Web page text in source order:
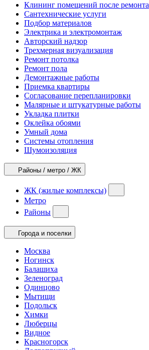
Клининг помещений после ремонта
Сантехнические услуги
Подбор материалов
Электрика и электромонтаж
Авторский надзор
Трехмерная визуализация
Ремонт потолка
Ремонт пола
Демонтажные работы
Приемка квартиры
Согласование перепланировки
Малярные и штукатурные работы
Укладка плитки
Оклейка обоями
Умный дома
Системы отопления
Шумоизоляция
Районы / метро / ЖК
ЖК (жилые комплексы)
Метро
Районы
Города и поселки
Москва
Ногинск
Балашиха
Зеленоград
Одинцово
Мытищи
Подольск
Химки
Люберцы
Видное
Красногорск